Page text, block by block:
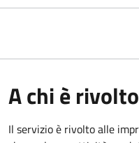
A chi è rivolto
Il servizio è rivolto alle